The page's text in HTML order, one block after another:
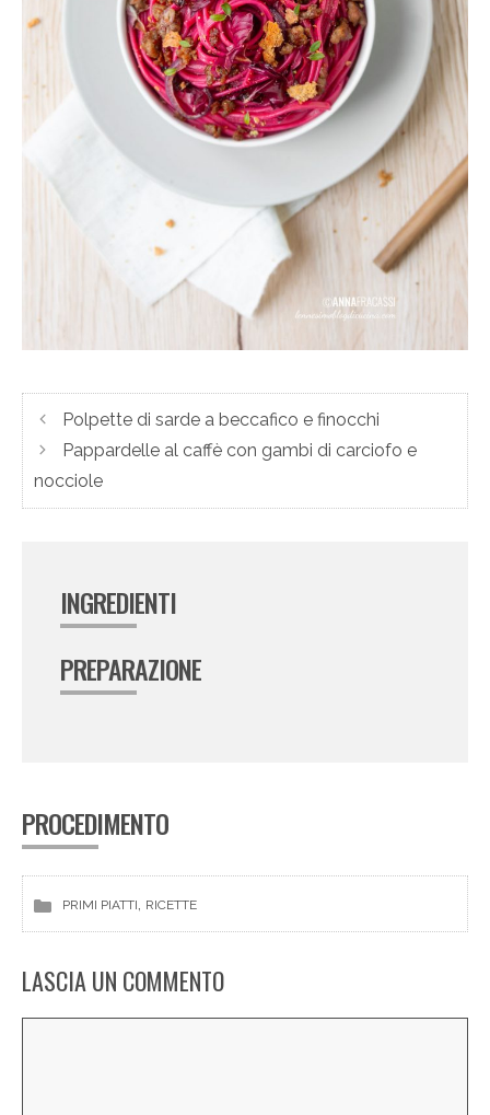
Polpette di sarde a beccafico e finocchi
Pappardelle al caffè con gambi di carciofo e
nocciole
INGREDIENTI
PREPARAZIONE
PROCEDIMENTO
PRIMI PIATTI, RICETTE
LASCIA UN COMMENTO